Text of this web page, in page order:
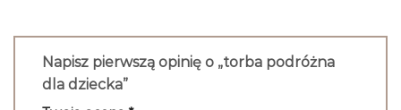
Napisz pierwszą opinię o „torba podróżna
dla dziecka”